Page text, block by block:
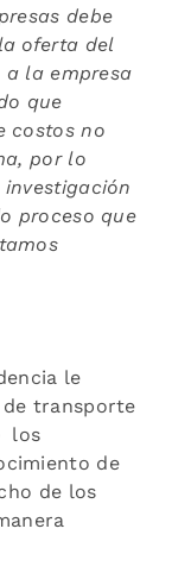
debe
oferta del
a la empresa
que
costos no
por lo
proceso que
le
de transporte
los
de
de los